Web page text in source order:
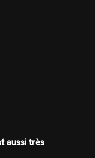
aussi très